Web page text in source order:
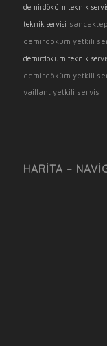
demirdöküm teknik
teknik servisi
demirdöküm yetkili
demirdöküm teknik
demirdöküm yetkili
vaillant yetkili servis
HARITA –